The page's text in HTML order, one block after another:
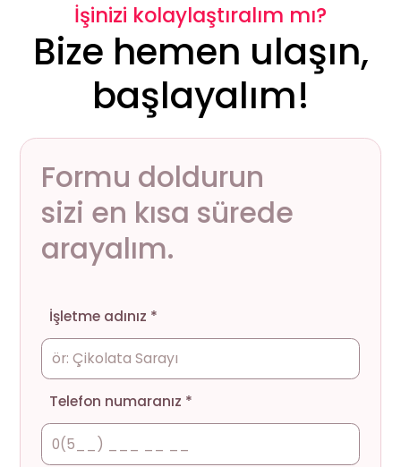
İşinizi kolaylaştıralım mı?
Bize hemen ulaşın,
başlayalım!
Formu doldurun
sizi en kısa sürede
arayalım.
İşletme adınız *
Telefon numaranız *